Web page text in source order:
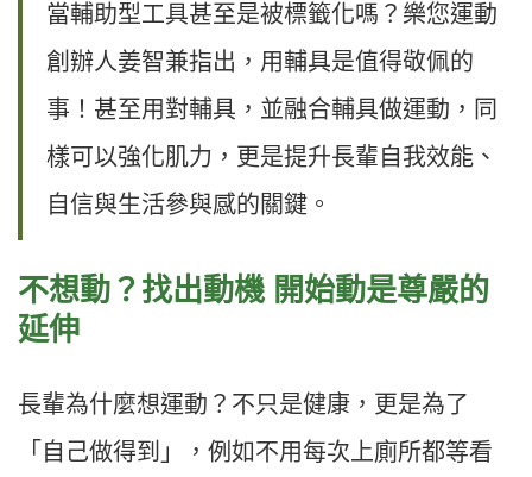
當輔助型工具甚至是被標籤化嗎？樂您運動
創辦人姜智兼指出，用輔具是值得敬佩的
事！甚至用對輔具，並融合輔具做運動，同
樣可以強化肌力，更是提升長輩自我效能、
自信與生活參與感的關鍵。
不想動？找出動機 開始動是尊嚴的
延伸
長輩為什麼想運動？不只是健康，更是為了
「自己做得到」，例如不用每次上廁所都等看